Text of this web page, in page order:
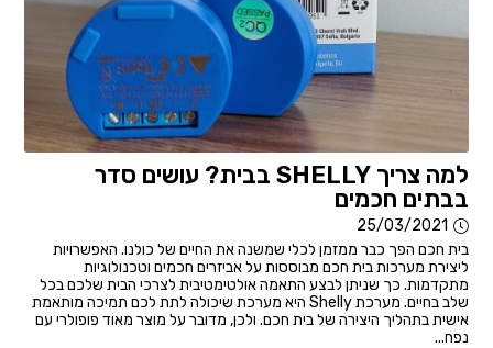
למה צריך SHELLY בבית? עושים סדר
בבתים חכמים
25/03/2021
בית חכם הפך כבר ממזמן לכלי שמשנה את החיים של כולנו. האפשרויות
ליצירת מערכות בית חכם מבוססות על אביזרים חכמים וטכנולוגיות
מתקדמות. כך שניתן לבצע התאמה אולטימטיבית לצרכי הבית שלכם בכל
שלב בחיים. מערכת Shelly היא מערכת שיכולה לתת לכם תמיכה מותאמת
אישית בתהליך היצירה של בית חכם. ולכן, מדובר על מוצר מאוד פופולרי עם
נפח...